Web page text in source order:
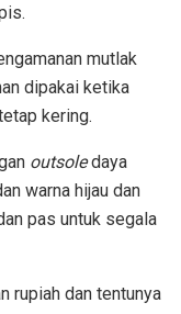
mutlak
dipakai ketika
kering.
outsoledaya
warna hijau dan
pas untuk segala
rupiah dan tentunya